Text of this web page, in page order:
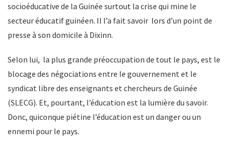
socioéducative de la Guinée surtout la crise qui mine le
secteur éducatif guinéen. Il l’a fait savoir lors d’un point de
presse à son domicile à Dixinn.
Selon lui, la plus grande préoccupation de tout le pays, est le
blocage des négociations entre le gouvernement et le
syndicat libre des enseignants et chercheurs de Guinée
(SLECG). Et, pourtant, l’éducation est la lumière du savoir.
Donc, quiconque piétine l’éducation est un danger ou un
ennemi pour le pays.